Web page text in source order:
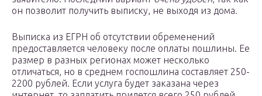
он позволит получить выписку, не выходя из дома.
Выписка из ЕГРН об отсутствии обременений
предоставляется человеку после оплаты пошлины. Ее
размер в разных регионах может несколько
отличаться, но в среднем госпошлина составляет 250-
2200 рублей. Если услуга будет заказана через